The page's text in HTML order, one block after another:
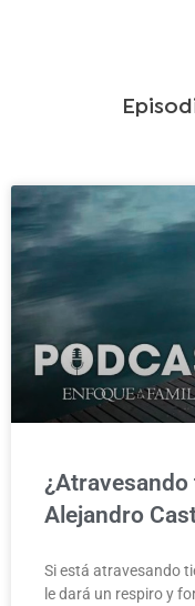
Alejandro
Si está atravesando
le dará un respiro y